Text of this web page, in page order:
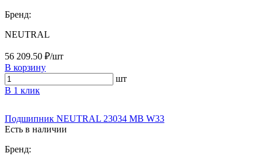
Бренд:
NEUTRAL
56 209.50 ₽/шт
В корзину
шт
В 1 клик
Подшипник NEUTRAL 23034 MB W33
Есть в наличии
Бренд: